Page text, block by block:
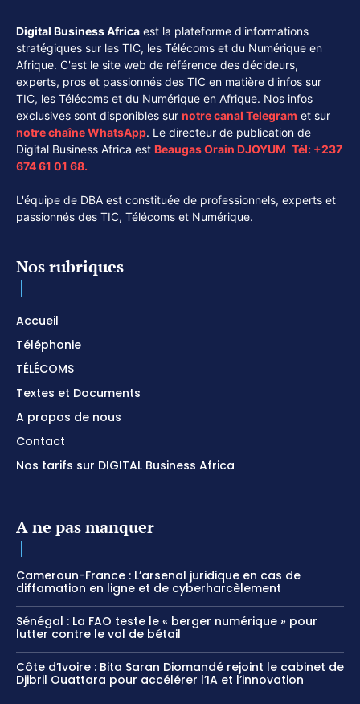
Digital Business Africa est la plateforme d'informations
stratégiques sur les TIC, les Télécoms et du Numérique en
Afrique. C'est le site web de référence des décideurs,
experts, pros et passionnés des TIC en matière d'infos sur
TIC, les Télécoms et du Numérique en Afrique. Nos infos
exclusives sont disponibles sur notre canal Telegram et sur
notre chaîneWhatsApp. Le directeur de publication de
Digital Business Africa est Beaugas Orain DJOYUM. Tél: +237
674 61 01 68.
L'équipe de DBA est constituée de professionnels, experts et
passionnés des TIC, Télécoms et Numérique.
Nos rubriques
Accueil
Téléphonie
TÉLÉCOMS
Textes et Documents
A propos de nous
Contact
Nos tarifs sur DIGITAL Business Africa
A ne pas manquer
Cameroun-France : L’arsenal juridique en cas de
diffamation en ligne et de cyberharcèlement
Sénégal : La FAO teste le « berger numérique » pour
lutter contre le vol de bétail
Côte d’Ivoire : Bita Saran Diomandé rejoint le cabinet de
Djibril Ouattara pour accélérer l’IA et l’innovation